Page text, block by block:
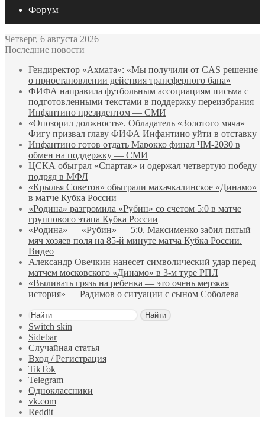
Форум
Четверг, 6 августа 2026
Последние новости
Гендиректор «Ахмата»: «Мы получили от CAS решение
о приостановлении действия трансферного бана»
ФИФА направила футбольным ассоциациям письма с
подготовленными текстами в поддержку переизбрания
Инфантино президентом — СМИ
«Опозорил должность». Обладатель «Золотого мяча»
Фигу призвал главу ФИФА Инфантино уйти в отставку
Инфантино готов отдать Марокко финал ЧМ‑2030 в
обмен на поддержку — СМИ
ЦСКА обыграл «Спартак» и одержал четвертую победу
подряд в МФЛ
«Крылья Советов» обыграли махачкалинское «Динамо»
в матче Кубка России
«Родина» разгромила «Рубин» со счетом 5:0 в матче
группового этапа Кубка России
«Родина» — «Рубин» — 5:0. Максименко забил пятый
мяч хозяев поля на 85‑й минуте матча Кубка России.
Видео
Александр Овечкин нанесет символический удар перед
матчем московского «Динамо» в 3‑м туре РПЛ
«Выливать грязь на ребенка — это очень мерзкая
история» — Радимов о ситуации с сыном Соболева
Найти
Switch skin
Sidebar
Случайная статья
Вход / Регистрация
TikTok
Telegram
Одноклассники
vk.com
Reddit